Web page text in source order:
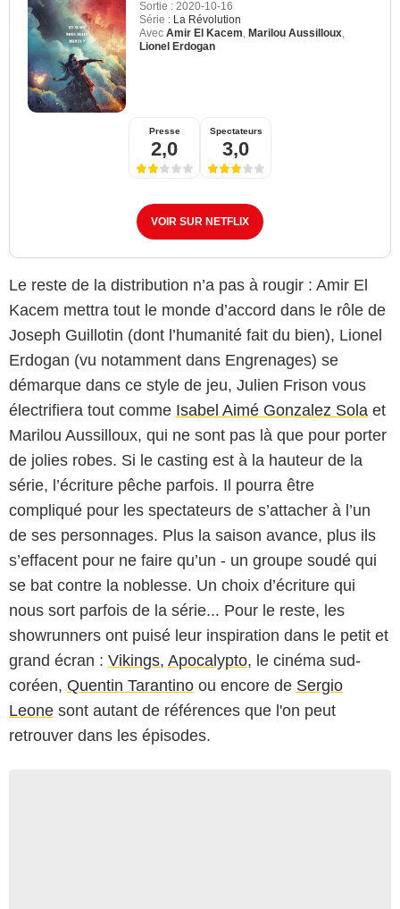
Sortie : 2020-10-16
Série : La Révolution
Avec Amir El Kacem Marilou Aussilloux
Lionel Erdogan
Presse
2,0
Spectateurs
3,0
VOIR SUR NETFLIX
Le reste de la distribution n’a pas à rougir : Amir El
Kacem mettra tout le monde d’accord dans le rôle de
Joseph Guillotin (dont l’humanité fait du bien), Lionel
Erdogan (vu notamment dans Engrenages) se
démarque dans ce style de jeu, Julien Frison vous
électrifiera tout comme Isabel Aimé Gonzalez Sola et
Marilou Aussilloux, qui ne sont pas là que pour porter
de jolies robes. Si le casting est à la hauteur de la
série, l’écriture pêche parfois. Il pourra être
compliqué pour les spectateurs de s’attacher à l’un
de ses personnages. Plus la saison avance, plus ils
s’effacent pour ne faire qu’un - un groupe soudé qui
se bat contre la noblesse. Un choix d’écriture qui
nous sort parfois de la série... Pour le reste, les
showrunners ont puisé leur inspiration dans le petit et
grand écran : Vikings, Apocalypto, le cinéma sud-
coréen, Quentin Tarantino ou encore de Sergio
Leone sont autant de références que l'on peut
retrouver dans les épisodes.